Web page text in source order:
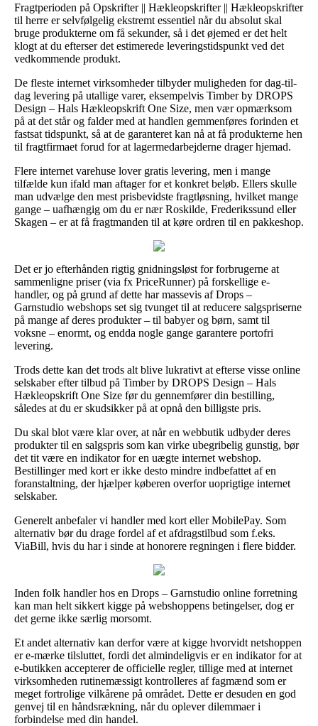
Fragtperioden på Opskrifter || Hækleopskrifter || Hækleopskrifter
til herre er selvfølgelig ekstremt essentiel når du absolut skal
bruge produkterne om få sekunder, så i det øjemed er det helt
klogt at du efterser det estimerede leveringstidspunkt ved det
vedkommende produkt.
De fleste internet virksomheder tilbyder muligheden for dag-til-
dag levering på utallige varer, eksempelvis Timber by DROPS
Design – Hals Hækleopskrift One Size, men vær opmærksom
på at det står og falder med at handlen gemmenføres forinden et
fastsat tidspunkt, så at de garanteret kan nå at få produkterne hen
til fragtfirmaet forud for at lagermedarbejderne drager hjemad.
Flere internet varehuse lover gratis levering, men i mange
tilfælde kun ifald man aftager for et konkret beløb. Ellers skulle
man udvælge den mest prisbevidste fragtløsning, hvilket mange
gange – uafhængig om du er nær Roskilde, Frederikssund eller
Skagen – er at få fragtmanden til at køre ordren til en pakkeshop.
Det er jo efterhånden rigtig gnidningsløst for forbrugerne at
sammenligne priser (via fx PriceRunner) på forskellige e-
handler, og på grund af dette har massevis af Drops –
Garnstudio webshops set sig tvunget til at reducere salgspriserne
på mange af deres produkter – til babyer og børn, samt til
voksne – enormt, og endda nogle gange garantere portofri
levering.
Trods dette kan det trods alt blive lukrativt at efterse visse online
selskaber efter tilbud på Timber by DROPS Design – Hals
Hækleopskrift One Size før du gennemfører din bestilling,
således at du er skudsikker på at opnå den billigste pris.
Du skal blot være klar over, at når en webbutik udbyder deres
produkter til en salgspris som kan virke ubegribelig gunstig, bør
det tit være en indikator for en uægte internet webshop.
Bestillinger med kort er ikke desto mindre indbefattet af en
foranstaltning, der hjælper køberen overfor uoprigtige internet
selskaber.
Generelt anbefaler vi handler med kort eller MobilePay. Som
alternativ bør du drage fordel af et afdragstilbud som f.eks.
ViaBill, hvis du har i sinde at honorere regningen i flere bidder.
Inden folk handler hos en Drops – Garnstudio online forretning
kan man helt sikkert kigge på webshoppens betingelser, dog er
det gerne ikke særlig morsomt.
Et andet alternativ kan derfor være at kigge hvorvidt netshoppen
er e-mærke tilsluttet, fordi det almindeligvis er en indikator for at
e-butikken accepterer de officielle regler, tillige med at internet
virksomheden rutinemæssigt kontrolleres af fagmænd som er
meget fortrolige vilkårene på området. Dette er desuden en god
genvej til en håndsrækning, når du oplever dilemmaer i
forbindelse med din handel.